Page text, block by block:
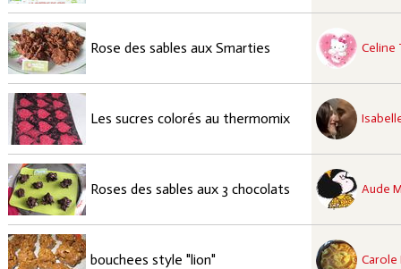
Rose des sables aux Smarties Celine
recette approuvées
Les sucres colorés au thermomix
recette approuvées
Roses des sables aux 3 chocolats Aude
recette approuvées
bouchees style "lion" Carole
recette approuvées